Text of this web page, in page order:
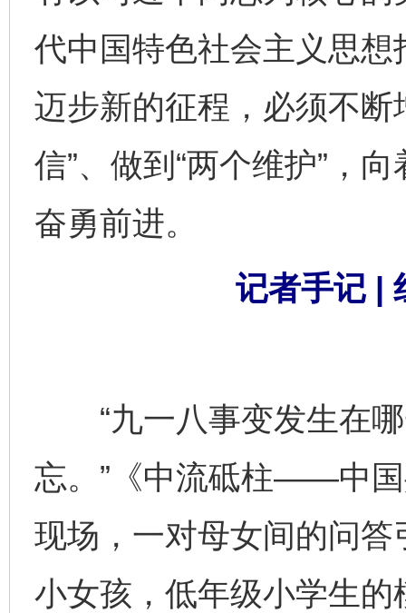
代中国特色社会主义思
迈步新的征程，必须不断
信”、做到“两个维护”，
奋勇前进。
记者手记 |
“九一八事变发生在哪
忘。”《中流砥柱——中
现场，一对母女间的问
小女孩，低年级小学生